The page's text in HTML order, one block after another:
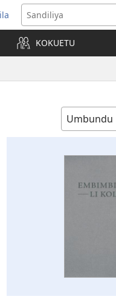
KOKUETU